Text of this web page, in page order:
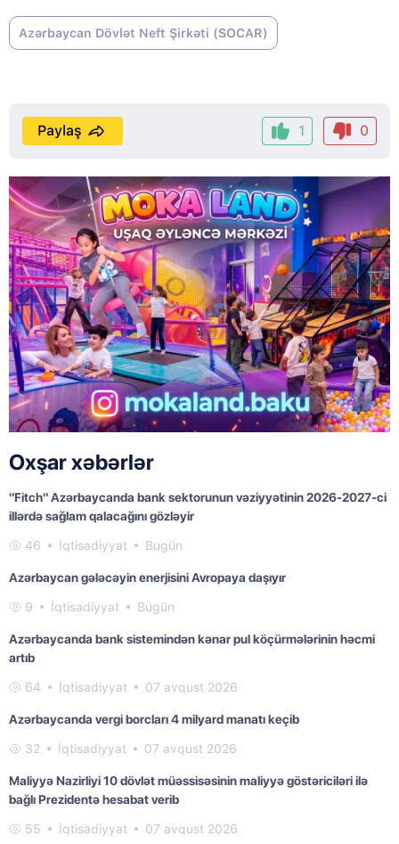
Azərbaycan Dövlət Neft Şirkəti (SOCAR)
1 0
Paylaş
Oxşar xəbərlər
"Fitch" Azərbaycanda bank sektorunun vəziyyətinin 2026-2027-ci
illərdə sağlam qalacağını gözləyir
46 İqtisadiyyat Bugün
Azərbaycan gələcəyin enerjisini Avropaya daşıyır
9 İqtisadiyyat Bugün
Azərbaycanda bank sistemindən kənar pul köçürmələrinin həcmi
artıb
64 İqtisadiyyat 07 avqust 2026
Azərbaycanda vergi borcları 4 milyard manatı keçib
32 İqtisadiyyat 07 avqust 2026
Maliyyə Nazirliyi 10 dövlət müəssisəsinin maliyyə göstəriciləri ilə
bağlı Prezidentə hesabat verib
55 İqtisadiyyat 07 avqust 2026